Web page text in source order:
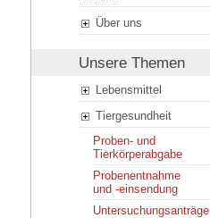
Über uns
Unsere Themen
Lebensmittel
Tiergesundheit
Proben- und
Tierkörperabgabe
Probenentnahme
und -einsendung
Untersuchungsanträge